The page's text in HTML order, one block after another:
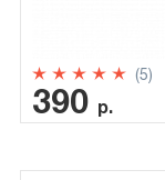
(5)
390 р.